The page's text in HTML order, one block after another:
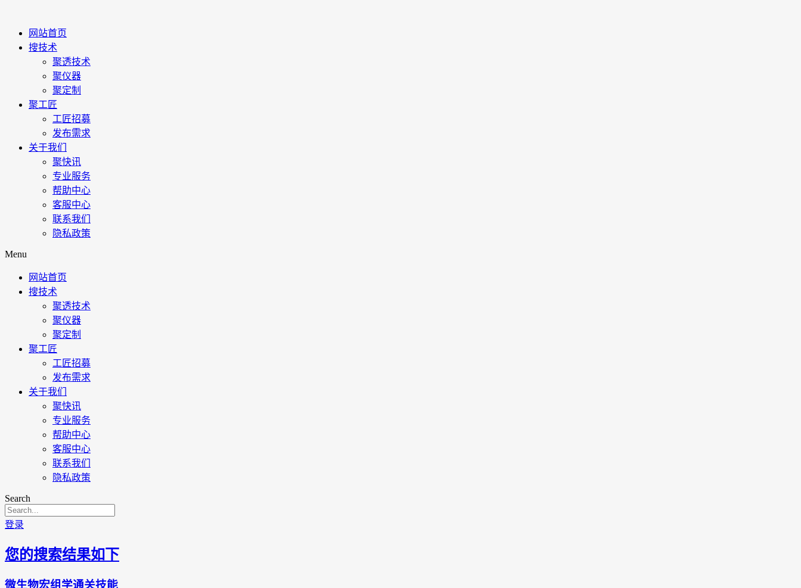
网站首页
搜技术
聚透技术
聚仪器
聚定制
聚工匠
工匠招募
发布需求
关于我们
聚快讯
专业服务
帮助中心
客服中心
联系我们
隐私政策
Menu
网站首页
搜技术
聚透技术
聚仪器
聚定制
聚工匠
工匠招募
发布需求
关于我们
聚快讯
专业服务
帮助中心
客服中心
联系我们
隐私政策
Search
登录
您的搜索结果如下
微生物宏组学通关技能